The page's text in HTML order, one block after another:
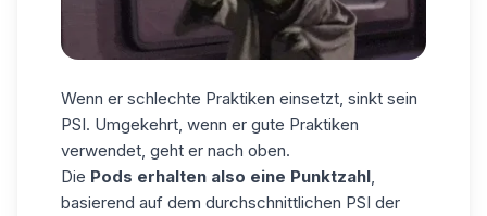
Wenn er schlechte Praktiken einsetzt, sinkt sein
PSI. Umgekehrt, wenn er gute Praktiken
verwendet, geht er nach oben.
Die Pods erhalten also eine Punktzahl
basierend auf dem durchschnittlichen PSI der